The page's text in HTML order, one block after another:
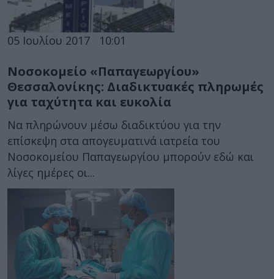
05 Ιουλίου 2017 10:01
Νοσοκομείο «Παπαγεωργίου»
Θεσσαλονίκης: Διαδικτυακές πληρωμές
για ταχύτητα και ευκολία
Να πληρώνουν μέσω διαδικτύου για την
επίσκεψη στα απογευματινά ιατρεία του
Νοσοκομείου Παπαγεωργίου μπορούν εδώ και
λίγες ημέρες οι...